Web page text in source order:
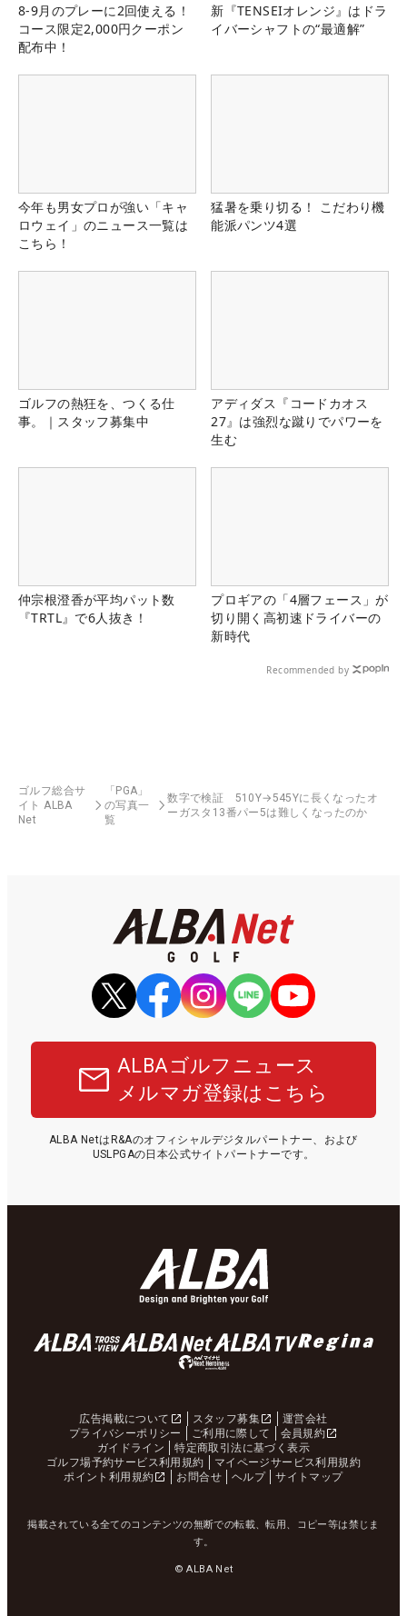
8-9月のプレーに2回使える！
コース限定2,000円クーポン
配布中！
新『TENSEIオレンジ』はドラ
イバーシャフトの“最適解”
今年も男女プロが強い「キャ
ロウェイ」のニュース一覧は
こちら！
猛暑を乗り切る！ こだわり機
能派パンツ4選
ゴルフの熱狂を、つくる仕
事。｜スタッフ募集中
アディダス『コードカオス
27』は強烈な蹴りでパワーを
生む
仲宗根澄香が平均パット数
『TRTL』で6人抜き！
プロギアの「4層フェース」が
切り開く高初速ドライバーの
新時代
Recommended by
ゴルフ総合サ
イト ALBA
Net
「PGA」
の写真一
覧
数字で検証 510Y→545Yに長くなったオ
ーガスタ13番パー5は難しくなったのか
ALBAゴルフニュース
メルマガ登録はこちら
ALBA NetはR&Aのオフィシャルデジタルパートナー、および
USLPGAの日本公式サイトパートナーです。
広告掲載について スタッフ募集
運営会社
プライバシーポリシー
ご利用に際して
会員規約
ガイドライン
特定商取引法に基づく表示
ゴルフ場予約サービス利用規約
マイページサービス利用規約
ポイント利用規約
お問合せ ヘルプ サイトマップ
掲載されている全てのコンテンツの無断での転載、転用、コピー等は禁じま
す。
© ALBA Net